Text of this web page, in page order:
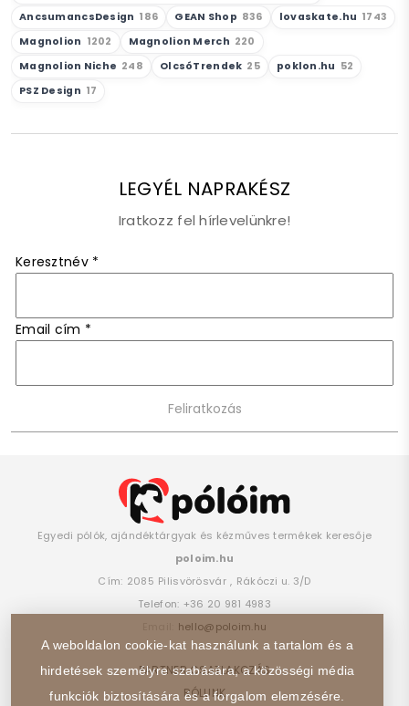
AncsumancsDesign 186 GEAN Shop 836 lovaskate.hu 1743
Magnolion 1202 Magnolion Merch 220
Magnolion Niche 248 OlcsóTrendek 25 poklon.hu 52
PSZ Design 17
LEGYÉL NAPRAKÉSZ
Iratkozz fel hírlevelünkre!
Keresztnév *
Email cím *
Egyedi pólók, ajándéktárgyak és kézműves termékek keresője
poloim.hu
Cím: 2085 Pilisvörösvár , Rákóczi u. 3/D
Telefon: +36 20 981 4983
hello@poloim.hu
PARTNER CSATLAKOZÁS
RÓLUNK
A weboldalon cookie-kat használunk a tartalom és a
hirdetések személyre szabására, a közösségi média
funkciók biztosítására és a forgalom elemzésére.